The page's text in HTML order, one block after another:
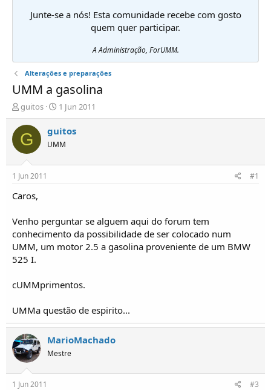
Junte-se a nós! Esta comunidade recebe com gosto
quem quer participar.
A Administração, ForUMM.
Alterações e preparações
UMM a gasolina
I
n
i
c
i
o
r
T
ó
p
i
o
s
guitos
D
a
t
d
o
1 Jun 2011
G guitos
UMM
1 Jun 2011 #1
Caros,
Venho perguntar se alguem aqui do forum tem
conhecimento da possibilidade de ser colocado num
UMM, um motor 2.5 a gasolina proveniente de um BMW
525 I.
cUMMprimentos.
UMMa questão de espirito...
MarioMachado
Mestre
1 Jun 2011 #3